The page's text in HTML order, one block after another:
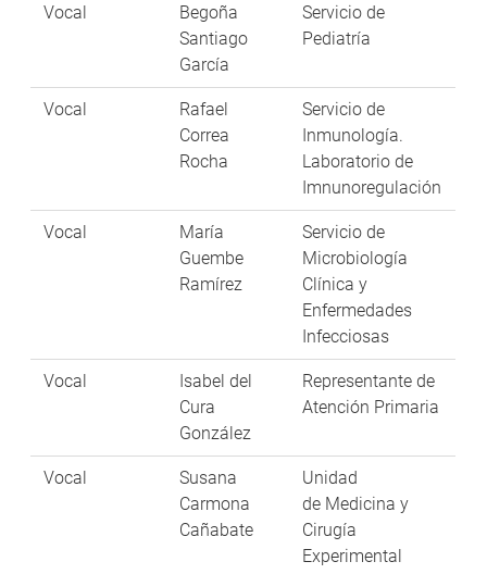
Vocal
Begoña
Santiago
García
Servicio de
Pediatría
Vocal
Rafael
Correa
Rocha
Servicio de
Inmunología.
Laboratorio de
Imnunoregulación
Vocal
María
Guembe
Ramírez
Servicio de
Microbiología
Clínica y
Enfermedades
Infecciosas
Vocal
Isabel del
Cura
González
Representante de
Atención Primaria
Vocal
Susana
Carmona
Cañabate
Unidad
de Medicina y
Cirugía
Experimental